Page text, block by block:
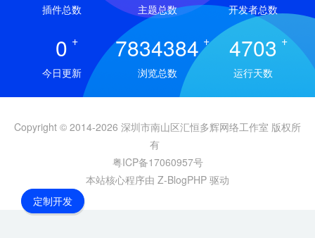
插件总数 主题总数 开发者总数
0 +
今日更新
7834384 +
浏览总数
4703 +
运行天数
Copyright © 2014-2026 深圳市南山区汇恒多辉网络工作室 版权所
有
粤ICP备17060957号
本站核心程序由 Z-BlogPHP 驱动
定制开发